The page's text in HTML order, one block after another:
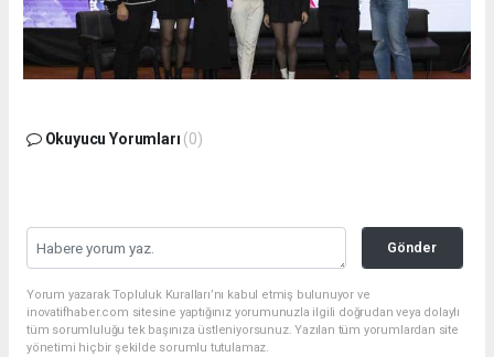
Okuyucu Yorumları (0)
Gönder
Yorum yazarak Topluluk Kuralları’nı kabul etmiş bulunuyor ve
inovatifhaber.com sitesine yaptığınız yorumunuzla ilgili doğrudan veya dolaylı
tüm sorumluluğu tek başınıza üstleniyorsunuz. Yazılan tüm yorumlardan site
yönetimi hiçbir şekilde sorumlu tutulamaz.